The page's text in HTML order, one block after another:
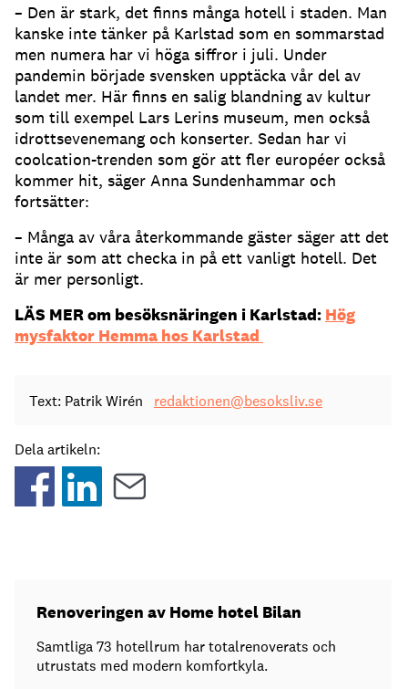
– Den är stark, det finns många hotell i staden. Man
kanske inte tänker på Karlstad som en sommarstad
men numera har vi höga siffror i juli. Under
pandemin började svensken upptäcka vår del av
landet mer. Här finns en salig blandning av kultur
som till exempel Lars Lerins museum, men också
idrottsevenemang och konserter. Sedan har vi
coolcation-trenden som gör att fler européer också
kommer hit, säger Anna Sundenhammar och
fortsätter:
– Många av våra återkommande gäster säger att det
inte är som att checka in på ett vanligt hotell. Det
är mer personligt.
LÄS MER om besöksnäringen i Karlstad: Hög
mysfaktor Hemma hos Karlstad
Text: Patrik Wirén redaktionen@besoksliv.se
Dela artikeln:
Renoveringen av Home hotel Bilan
Samtliga 73 hotellrum har totalrenoverats och
utrustats med modern komfortkyla.